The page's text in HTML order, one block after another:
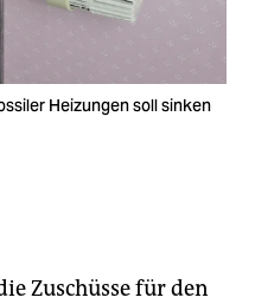
Heizungen soll sinken
Zuschüsse für den